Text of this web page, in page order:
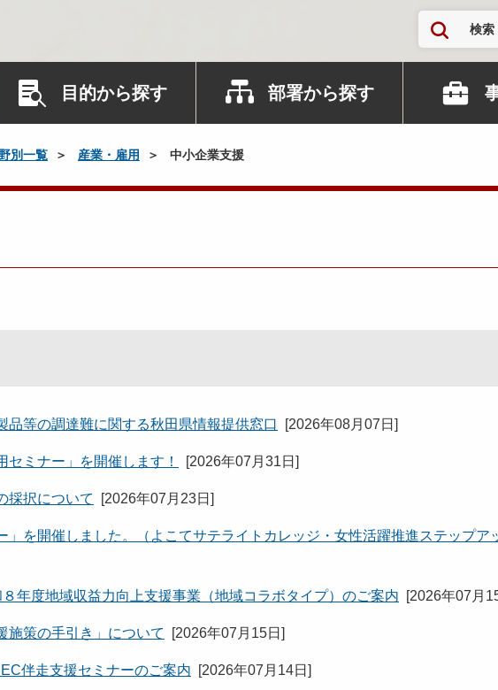
検索
目的から探す 部署から探す
別一覧 産業・雇用 中小企業支援
品等の調達難に関する秋田県情報提供窓口 [2026年08月07日 ]
ミナー」を開催します！ [2026年07月31日 ]
採択について [2026年07月23日 ]
」を開催しました。（よこてサテライトカレッジ・女性活躍推進ステップア
８年度地域収益力向上支援事業（地域コラボタイプ）のご案内 [2026年07月
施策の手引き」について [2026年07月15日 ]
伴走支援セミナーのご案内 [2026年07月14日 ]